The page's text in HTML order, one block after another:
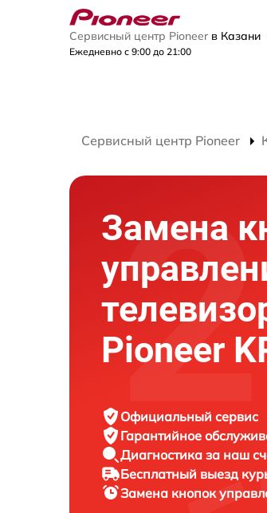
Сервисный центр Pioneer в Казани
Ежедневно с 9:00 до 21:00
Сервисный центр Pioneer
Замена
Pioneer
Официальный сервис
Гарантийное
Диагностика за наш
Бесплатный выезд
Замена кнопок